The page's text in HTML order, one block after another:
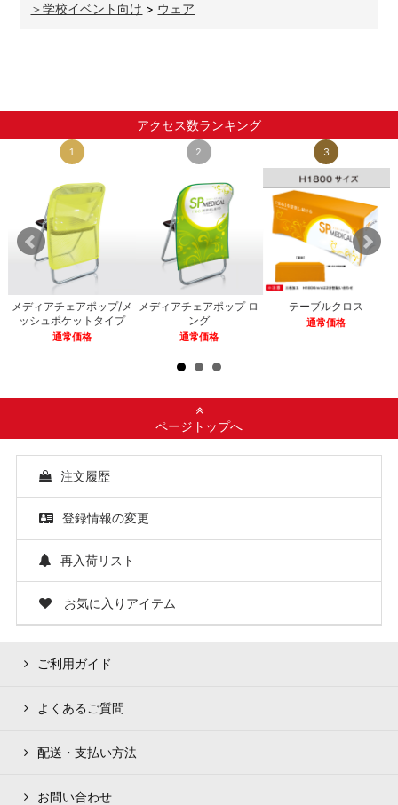
＞学校イベント向け > ウェア
アクセス数ランキング
1
メディアチェアポップ/メ
ッシュポケットタイプ
通常価格
2
メディアチェアポップ ロ
ング
通常価格
3
テーブルクロス
通常価格
ページトップへ
注文履歴
登録情報の変更
再入荷リスト
お気に入りアイテム
ご利用ガイド
よくあるご質問
配送・支払い方法
お問い合わせ